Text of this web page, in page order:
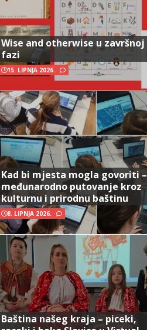
Wise and otherwise u završnoj
fazi
15. LIPNJA 2026.
Kad bi mjesta mogla govoriti –
međunarodno putovanje kroz
kulturnu i prirodnu baštinu
8. LIPNJA 2026.
Baština našeg kraja – piceki,